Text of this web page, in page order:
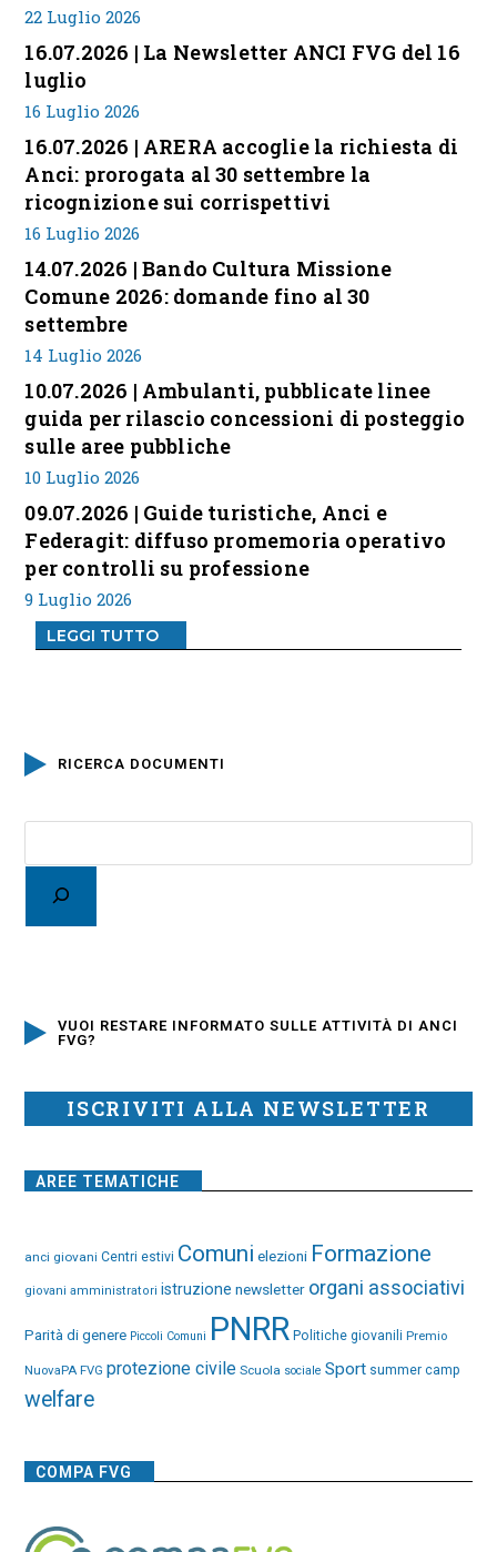
22 Luglio 2026
16.07.2026 | La Newsletter ANCI FVG del 16
luglio
16 Luglio 2026
16.07.2026 | ARERA accoglie la richiesta di
Anci: prorogata al 30 settembre la
ricognizione sui corrispettivi
16 Luglio 2026
14.07.2026 | Bando Cultura Missione
Comune 2026: domande fino al 30
settembre
14 Luglio 2026
10.07.2026 | Ambulanti, pubblicate linee
guida per rilascio concessioni di posteggio
sulle aree pubbliche
10 Luglio 2026
09.07.2026 | Guide turistiche, Anci e
Federagit: diffuso promemoria operativo
per controlli su professione
9 Luglio 2026
LEGGI TUTTO
RICERCA DOCUMENTI
VUOI RESTARE INFORMATO SULLE ATTIVITÀ DI ANCI
FVG?
ISCRIVITI ALLA NEWSLETTER
AREE TEMATICHE
anci giovani Centri estivi Comuni elezioni Formazione
giovani amministratori istruzione newsletter organi associativi
Parità di genere Piccoli Comuni PNRR Politiche giovanili Premio
NuovaPA FVG protezione civile Scuola sociale Sport summer camp
welfare
COMPA FVG